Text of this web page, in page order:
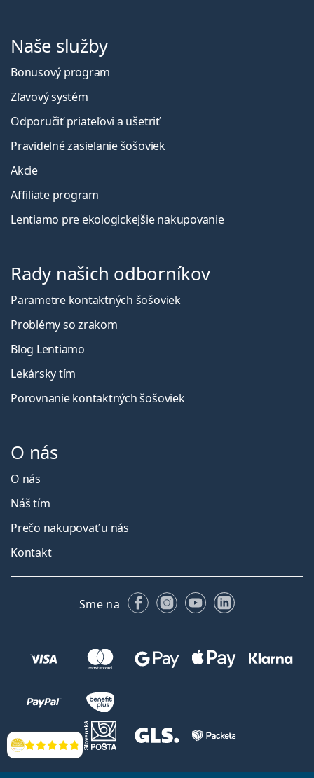
Hodnotenia
Naše služby
Bonusový program
Zľavový systém
Odporučiť priateľovi a ušetriť
Pravidelné zasielanie šošoviek
Akcie
Affiliate program
Lentiamo pre ekologickejšie nakupovanie
Rady našich odborníkov
Parametre kontaktných šošoviek
Problémy so zrakom
Blog Lentiamo
Lekársky tím
Porovnanie kontaktných šošoviek
O nás
O nás
Náš tím
Prečo nakupovať u nás
Kontakt
Sme na FacebookuInstagrame
YouTubeLinkedIn